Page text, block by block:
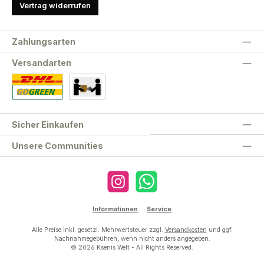
Vertrag widerrufen
Unsere Communities
Zahlungsarten
Versandarten
Sicher Einkaufen
Instagram WhatsApp
Informationen Service
Alle Preise inkl. gesetzl. Mehrwertsteuer zzgl. Versandkosten und ggf.
Nachnahmegebühren, wenn nicht anders angegeben.
© 2026 Ksenis Welt - All Rights Reserved.